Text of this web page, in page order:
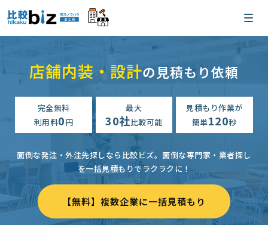
店舗内装・設計の見積もり依頼
完全無料
利用料0円
最大
30社比較可能
見積もり作業が
簡単120秒
面倒な発注・外注先探しなら比較ビズ。 面倒な専門家・業者探し
を一括見積もりでラクラクに！
【無料】複数企業に一括見積もり